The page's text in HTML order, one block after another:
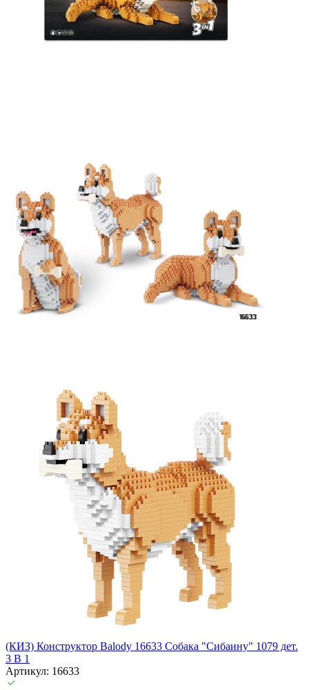
(КИЗ) Конструктор Balody 16633 Собака "Сибаину" 1079 дет.
3 В 1
Артикул: 16633